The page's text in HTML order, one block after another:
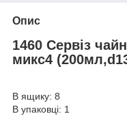
Опис
1460 Сервіз
микс4
В ящику: 8
В упаковці: 1